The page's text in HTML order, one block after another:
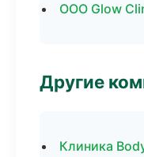
ООО Glow
Другие
Клиника